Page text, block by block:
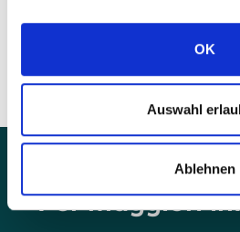
OK
Auswahl
Ablehnen
Attiva ora
Per maggiori